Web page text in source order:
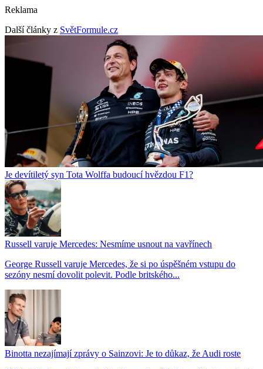
Reklama
Další články z SvětFormule.cz
Je devítiletý syn Tota Wolffa budoucí hvězdou F1?
Russell varuje Mercedes: Nesmíme usnout na vavřínech
George Russell varuje Mercedes, že si po úspěšném vstupu do
sezóny nesmí dovolit polevit. Podle britského...
Binotta nezajímají zprávy o Sainzovi: Je to důkaz, že Audi roste